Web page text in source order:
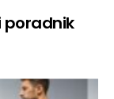
poradnik